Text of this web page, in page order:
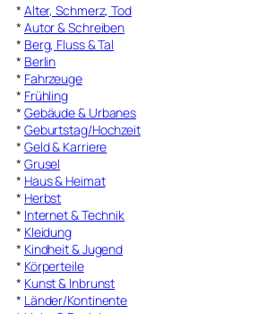
* Alter, Schmerz, Tod
* Autor & Schreiben
* Berg, Fluss & Tal
* Berlin
* Fahrzeuge
* Frühling
* Gebäude & Urbanes
* Geburtstag/Hochzeit
* Geld & Karriere
* Grusel
* Haus & Heimat
* Herbst
* Internet & Technik
* Kleidung
* Kindheit & Jugend
* Körperteile
* Kunst & Inbrunst
* Länder/Kontinente